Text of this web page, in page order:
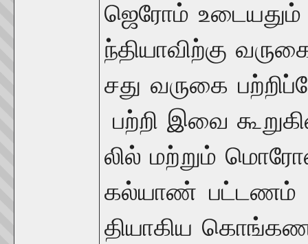
ஜெரோம் உடையதும்
ந்தியாவிற்கு
சது வருகை பற்றிப்
பற்றி இவை
லில் மற்றும்
கல்யாண் பட்டணம்
தியாகிய